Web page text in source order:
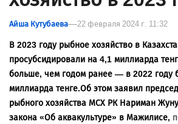
Айша Кутубаева 22 февраля 2024 г. 11:32
В 2023 году рыбное хозяйство в
просубсидировали на 4,1 миллиарда
больше, чем годом ранее — в 2022 году
миллиарда тенге.Об этом заявил
рыбного хозяйства МСХ РК Нариман
закона «Об аквакультуре» в Мажилисе,